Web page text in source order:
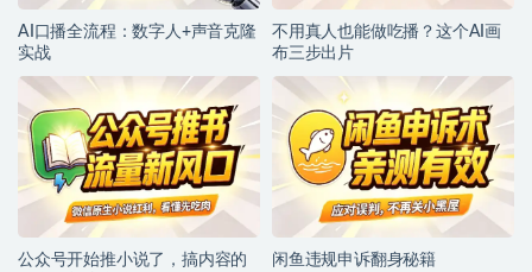
AI口播全流程：数字人+声音克隆
实战
不用真人也能做吃播？这个AI画
布三步出片
公众号开始推小说了，搞内容的
闲鱼违规申诉翻身秘籍